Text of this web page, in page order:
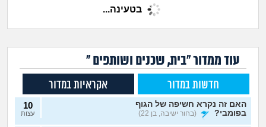
בטעינה...
עוד ממדור "בית, שכנים ושותפים "
חדשות במדור אקראיות במדור
האם זה נקרא חשיפה של הגוף
בפומבי?
(בחור ישיבה, בן 22)
10
עצות